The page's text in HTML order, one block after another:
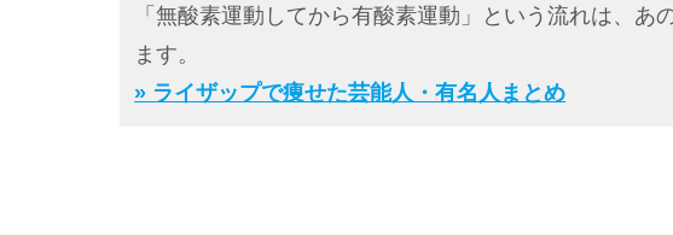
「無酸素運動してから有酸素運動」という流れは、あ
ます。
» ライザップで痩せた芸能人・有名人まとめ